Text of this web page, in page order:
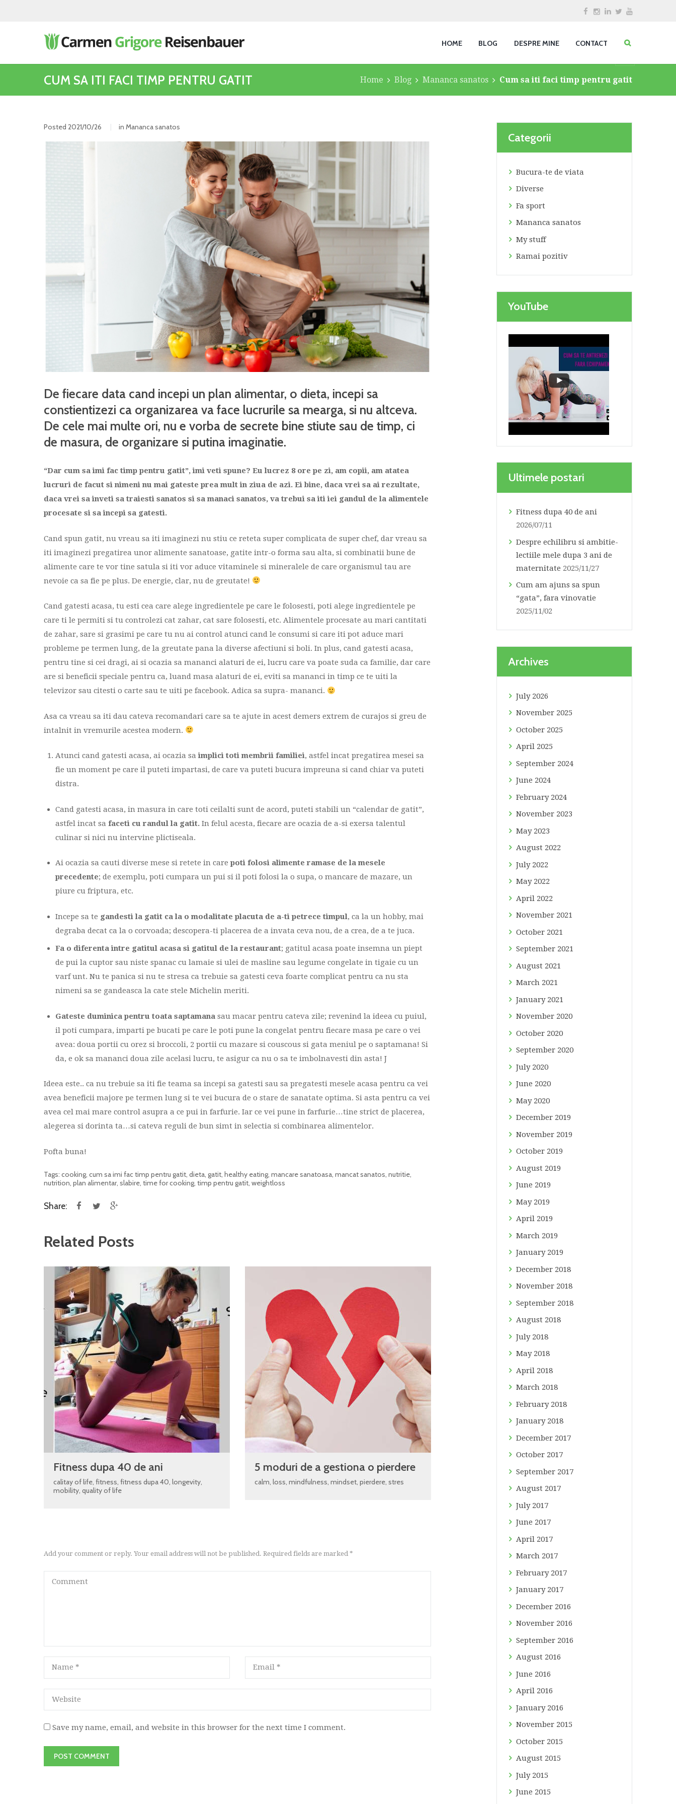
HOME BLOG DESPRE MINE CONTACT
CUM SA ITI FACI TIMP PENTRU GATIT Home Blog Mananca sanatos Cum sa iti faci timp pentru gatit
Posted 2021/10/26 in Mananca sanatos
De fiecare data cand incepi un plan alimentar, o dieta, incepi sa
constientizezi ca organizarea va face lucrurile sa mearga, si nu altceva.
De cele mai multe ori, nu e vorba de secrete bine stiute sau de timp, ci
de masura, de organizare si putina imaginatie.
“Dar cum sa imi fac timp pentru gatit”, imi veti spune? Eu lucrez 8 ore pe zi, am copii, am atatea
lucruri de facut si nimeni nu mai gateste prea mult in ziua de azi. Ei bine, daca vrei sa ai rezultate,
daca vrei sa inveti sa traiesti sanatos si sa manaci sanatos, va trebui sa iti iei gandul de la alimentele
procesate si sa incepi sa gatesti.
Cand spun gatit, nu vreau sa iti imaginezi nu stiu ce reteta super complicata de super chef, dar vreau sa
iti imaginezi pregatirea unor alimente sanatoase, gatite intr-o forma sau alta, si combinatii bune de
alimente care te vor tine satula si iti vor aduce vitaminele si mineralele de care organismul tau are
nevoie ca sa fie pe plus. De energie, clar, nu de greutate!
Cand gatesti acasa, tu esti cea care alege ingredientele pe care le folosesti, poti alege ingredientele pe
care ti le permiti si tu controlezi cat zahar, cat sare folosesti, etc. Alimentele procesate au mari cantitati
de zahar, sare si grasimi pe care tu nu ai control atunci cand le consumi si care iti pot aduce mari
probleme pe termen lung, de la greutate pana la diverse afectiuni si boli. In plus, cand gatesti acasa,
pentru tine si cei dragi, ai si ocazia sa mananci alaturi de ei, lucru care va poate suda ca familie, dar care
are si beneficii speciale pentru ca, luand masa alaturi de ei, eviti sa mananci in timp ce te uiti la
televizor sau citesti o carte sau te uiti pe facebook. Adica sa supra- mananci.
Asa ca vreau sa iti dau cateva recomandari care sa te ajute in acest demers extrem de curajos si greu de
intalnit in vremurile acestea modern.
Atunci cand gatesti acasa, ai ocazia saimplici toti membrii familiei, astfel incat pregatirea mesei sa
fie un moment pe care il puteti impartasi, de care va puteti bucura impreuna si cand chiar va puteti
distra.
Cand gatesti acasa, in masura in care toti ceilalti sunt de acord, puteti stabili un “calendar de gatit”,
astfel incat sa faceti cu randul la gatit.In felul acesta, fiecare are ocazia de a-si exersa talentul
culinar si nici nu intervine plictiseala.
Ai ocazia sa cauti diverse mese si retete in care poti folosi alimente ramase de la mesele
precedente; de exemplu, poti cumpara un pui si il poti folosi la o supa, o mancare de mazare, un
piure cu friptura, etc.
Incepe sa te gandesti la gatit ca la o modalitate placuta de a-ti petrece timpul, ca la un hobby, mai
degraba decat ca la o corvoada; descopera-ti placerea de a invata ceva nou, de a crea, de a te juca.
Fa o diferenta intre gatitul acasa si gatitul de la restaurant; gatitul acasa poate insemna un piept
de pui la cuptor sau niste spanac cu lamaie si ulei de masline sau legume congelate in tigaie cu un
varf unt. Nu te panica si nu te stresa ca trebuie sa gatesti ceva foarte complicat pentru ca nu sta
nimeni sa se gandeasca la cate stele Michelin meriti.
Gateste duminica pentru toata saptamanasau macar pentru cateva zile; revenind la ideea cu puiul,
il poti cumpara, imparti pe bucati pe care le poti pune la congelat pentru fiecare masa pe care o vei
avea: doua portii cu orez si broccoli, 2 portii cu mazare si couscous si gata meniul pe o saptamana! Si
da, e ok sa mananci doua zile acelasi lucru, te asigur ca nu o sa te imbolnavesti din asta! J
Ideea este.. ca nu trebuie sa iti fie teama sa incepi sa gatesti sau sa pregatesti mesele acasa pentru ca vei
avea beneficii majore pe termen lung si te vei bucura de o stare de sanatate optima. Si asta pentru ca vei
avea cel mai mare control asupra a ce pui in farfurie. Iar ce vei pune in farfurie…tine strict de placerea,
alegerea si dorinta ta…si cateva reguli de bun simt in selectia si combinarea alimentelor.
Pofta buna!
Tags: cooking, cum sa imi fac timp pentru gatit, dieta, gatit, healthy eating, mancare sanatoasa, mancat sanatos, nutritie,
nutrition, plan alimentar, slabire, time for cooking, timp pentru gatit, weightloss
Share:
Related Posts
Fitness dupa 40 de ani
calitay of life, fitness fitness dupa 40 longevity,
mobility, quality of life
5 moduri de a gestiona o pierdere
calm loss mindfulness mindset, pierdere, stres
Add your comment or reply. Your email address will not be published. Required fields are marked *
Save my name, email, and website in this browser for the next time I comment.
Categorii
Bucura-te de viata
Diverse
Fa sport
Mananca sanatos
My stuff
Ramai pozitiv
YouTube
Ultimele postari
Fitness dupa 40 de ani
2026/07/11
Despre echilibru si ambitie-
lectiile mele dupa 3 ani de
maternitate 2025/11/27
Cum am ajuns sa spun
“gata”, fara vinovatie
2025/11/02
Archives
July 2026
November 2025
October 2025
April 2025
September 2024
June 2024
February 2024
November 2023
May 2023
August 2022
July 2022
May 2022
April 2022
November 2021
October 2021
September 2021
August 2021
March 2021
January 2021
November 2020
October 2020
September 2020
July 2020
June 2020
May 2020
December 2019
November 2019
October 2019
August 2019
June 2019
May 2019
April 2019
March 2019
January 2019
December 2018
November 2018
September 2018
August 2018
July 2018
May 2018
April 2018
March 2018
February 2018
January 2018
December 2017
October 2017
September 2017
August 2017
July 2017
June 2017
April 2017
March 2017
February 2017
January 2017
December 2016
November 2016
September 2016
August 2016
June 2016
April 2016
January 2016
November 2015
October 2015
August 2015
July 2015
June 2015